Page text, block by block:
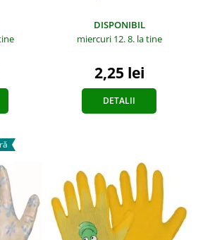
DISPONIBIL
miercuri 12. 8. la tine
2,25 lei
DETALII